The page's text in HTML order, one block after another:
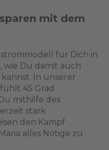
mit dem
für Dich in
wie Du damit auch
In unserer
45 Grad
mithilfe des
stark
den Kampf
alles Nötige zu